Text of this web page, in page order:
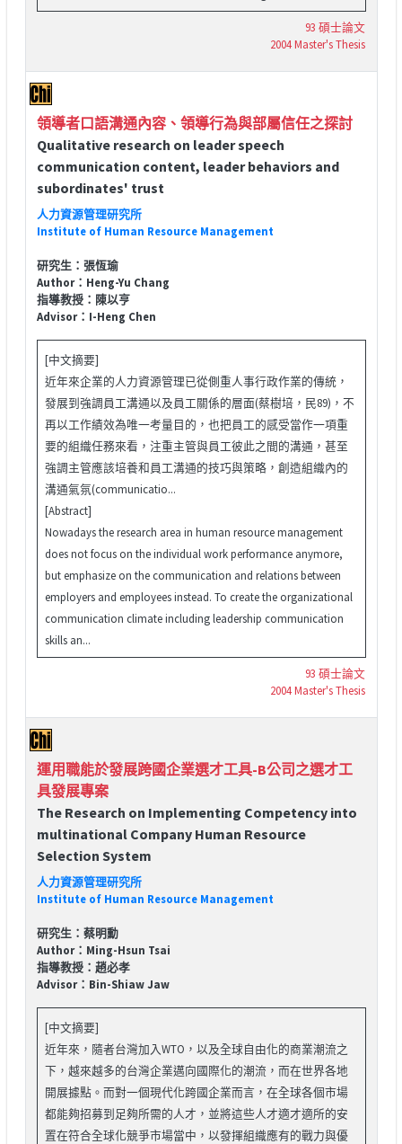
93 碩士論文
2004 Master's Thesis
領導者口語溝通內容、領導行為與部屬信任之探討
Qualitative research on leader speech
communication content, leader behaviors and
subordinates' trust
人力資源管理研究所
Institute of Human Resource Management
研究生：張恆瑜
Author：Heng-Yu Chang
指導教授：陳以亨
Advisor：I-Heng Chen
[中文摘要]
近年來企業的人力資源管理已從側重人事行政作業的傳統，
發展到強調員工溝通以及員工關係的層面(蔡樹培，民89)，不
再以工作績效為唯一考量目的，也把員工的感受當作一項重
要的組織任務來看，注重主管與員工彼此之間的溝通，甚至
強調主管應該培養和員工溝通的技巧與策略，創造組織內的
溝通氣氛(communicatio...
[Abstract]
Nowadays the research area in human resource management
does not focus on the individual work performance anymore,
but emphasize on the communication and relations between
employers and employees instead. To create the organizational
communication climate including leadership communication
skills an...
93 碩士論文
2004 Master's Thesis
運用職能於發展跨國企業選才工具-B公司之選才工
具發展專案
The Research on Implementing Competency into
multinational Company Human Resource
Selection System
人力資源管理研究所
Institute of Human Resource Management
研究生：蔡明勳
Author：Ming-Hsun Tsai
指導教授：趙必孝
Advisor：Bin-Shiaw Jaw
[中文摘要]
近年來，隨者台灣加入WTO，以及全球自由化的商業潮流之
下，越來越多的台灣企業邁向國際化的潮流，而在世界各地
開展據點。而對一個現代化跨國企業而言，在全球各個市場
都能夠招募到足夠所需的人才，並將這些人才適才適所的安
置在符合全球化競爭市場當中，以發揮組織應有的戰力與優